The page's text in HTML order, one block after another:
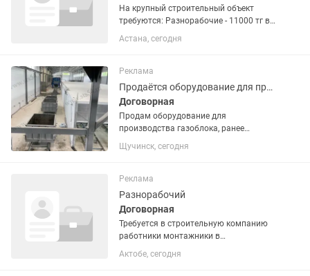
На крупный строительный объект
требуются: Разнорабочие - 11000 тг в
день,
Астана, сегодня
Реклама
Продаётся оборудование для производства газоблока
Договорная
Продам оборудование для
производства газоблока, ранее
приобретённое у производителя
«Строительные Технологии Сибири».
производства газоблоков —
востребованного...
Щучинск, сегодня
Реклама
Разнорабочий
Договорная
Требуется в строительную компанию
работники монтажники в
командировку зп при собеседовании
Актобе, сегодня